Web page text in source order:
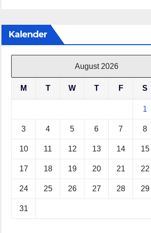
Kalender
August 2026
M T W T F S
1
3 4 5 6 7 8
10 11 12 13 14 15
17 18 19 20 21 22
24 25 26 27 28 29
31